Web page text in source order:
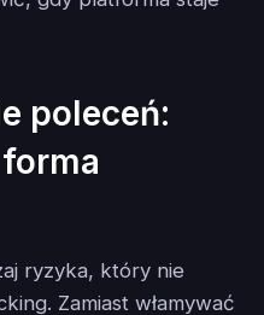
poleceń:
ryzyka, który nie
Zamiast włamywać